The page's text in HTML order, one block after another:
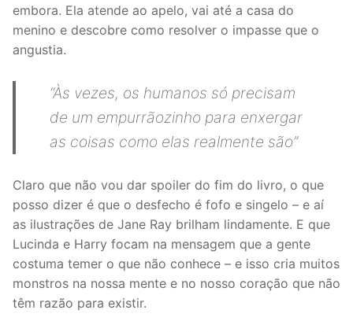
embora. Ela atende ao apelo, vai até a casa do
menino e descobre como resolver o impasse que o
angustia.
“Às vezes, os humanos só precisam
de um empurrãozinho para enxergar
as coisas como elas realmente são”
Claro que não vou dar spoiler do fim do livro, o que
posso dizer é que o desfecho é fofo e singelo – e aí
as ilustrações de Jane Ray brilham lindamente. E que
Lucinda e Harry focam na mensagem que a gente
costuma temer o que não conhece – e isso cria muitos
monstros na nossa mente e no nosso coração que não
têm razão para existir.